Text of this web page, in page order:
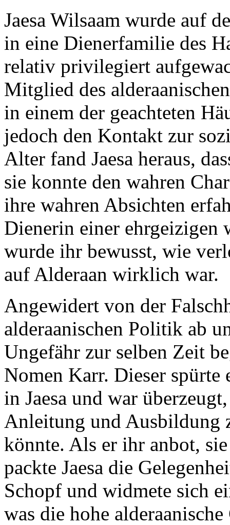
Jaesa Wilsaam wurde auf
in eine Dienerfamilie des
relativ privilegiert
Mitglied des
in einem der geachteten
jedoch den Kontakt zur
Alter fand Jaesa heraus,
sie konnte den wahren
ihre wahren Absichten
Dienerin einer
wurde ihr bewusst, wie
auf Alderaan wirklich war.
Angewidert von der
alderaanischen Politik ab
Ungefähr zur selben Zeit
Nomen Karr. Dieser
in Jaesa und war
Anleitung und Ausbildung
könnte. Als er ihr anbot,
packte Jaesa die
Schopf und widmete sich
was die hohe